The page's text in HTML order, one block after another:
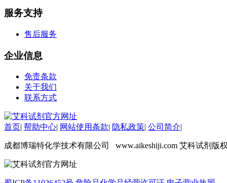
钽
碳
锑
铜
烷
温
肟
钨
芴
烯
硒
锌
服务支持
售后服务
企业信息
免责条款
关于我们
联系方式
首页 帮助中心 网站使用条款 隐私政策 公司简介
成都博瑞特化学技术有限公司 www.aikeshiji.com 艾科试剂版